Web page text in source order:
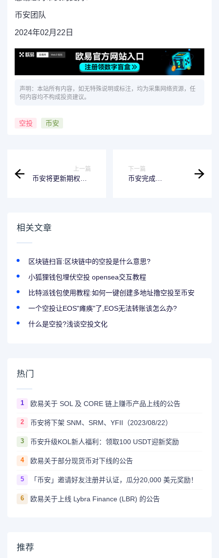
币安团队
2024年02月22日
声明：本站所有内容，如无特殊说明或标注，均为采集网络资源，任
何内容均不构成投资建议。
空投 币安
上一篇
币安将更新期权VIP
下一篇
币安完成
相关文章
区块链扫盲:区块链中的空投是什么意思?
小狐狸钱包埋伏空投 opensea交互教程
比特派钱包使用教程:如何一键创建多地址撸空投至币安
一个空投让EOS"瘫痪"了,EOS无法转账该怎么办?
什么是空投?浅谈空投文化
热门
1 欧易关于 SOL 及 CORE 链上赚币产品上线的公告
2 币安将下架 SNM、SRM、YFII（2023/08/22）
3 币安升级KOL新人福利：领取100 USDT迎新奖励
4 欧易关于部分现货币对下线的公告
5 「币安」邀请好友注册并认证，瓜分20,000 美元奖励！
6 欧易关于上线 Lybra Finance (LBR) 的公告
推荐